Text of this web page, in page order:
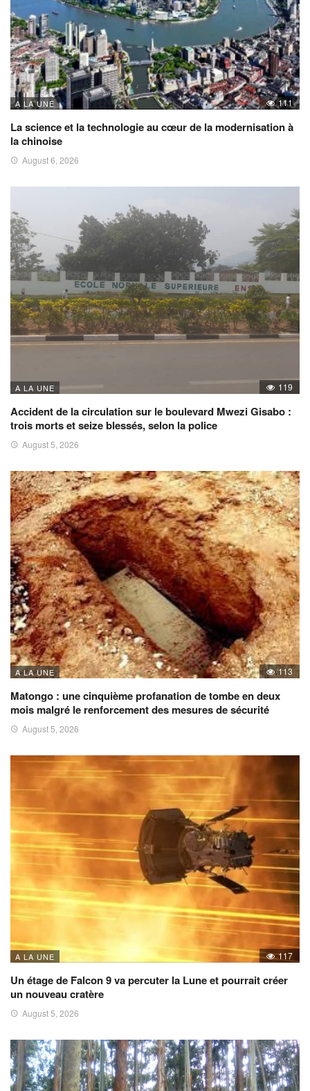
A LA UNE 111
La science et la technologie au cœur de la modernisation à
la chinoise
August 6, 2026
A LA UNE 119
Accident de la circulation sur le boulevard Mwezi Gisabo :
trois morts et seize blessés, selon la police
August 5, 2026
A LA UNE 113
Matongo : une cinquième profanation de tombe en deux
mois malgré le renforcement des mesures de sécurité
August 5, 2026
A LA UNE 117
Un étage de Falcon 9 va percuter la Lune et pourrait créer
un nouveau cratère
August 5, 2026